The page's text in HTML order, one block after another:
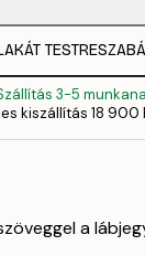
3-5
kiszállítás 18 900
a